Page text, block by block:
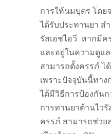
การให้นมบุตร โดย
ได้รับประทานยา ส
รัสเอชไอวี หากมี
และอยู่ในความดู
สามารถตั้งครรภ์ ไ
เพราะปัจจุบันนี้ทา
ได้มีวิธีการป้องกัน
การทานยาต้านไวรั
ครรภ์ สามารถช่วย